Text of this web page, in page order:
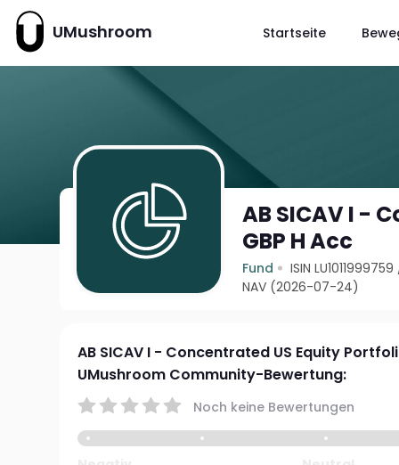
UMushroom Startseite
AB SICAV I -
GBP H Acc
Fund ISIN LU1011999759
NAV (2026-07-24)
AB SICAV I - Concentrated US Equity
UMushroom Community-Bewertung:
Noch keine Bewertungen